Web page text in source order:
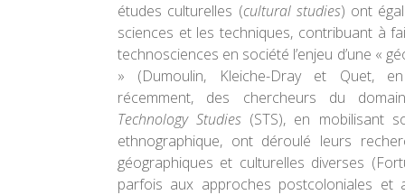
études culturelles (cultural studies) ont
sciences et les techniques, contribuant à
technosciences en société l’enjeu d’une «
» (Dumoulin, Kleiche-Dray et Quet,
récemment, des chercheurs du
Technology Studies (STS), en mobilisant
ethnographique, ont déroulé leurs
géographiques et culturelles diverses
parfois aux approches postcoloniales et